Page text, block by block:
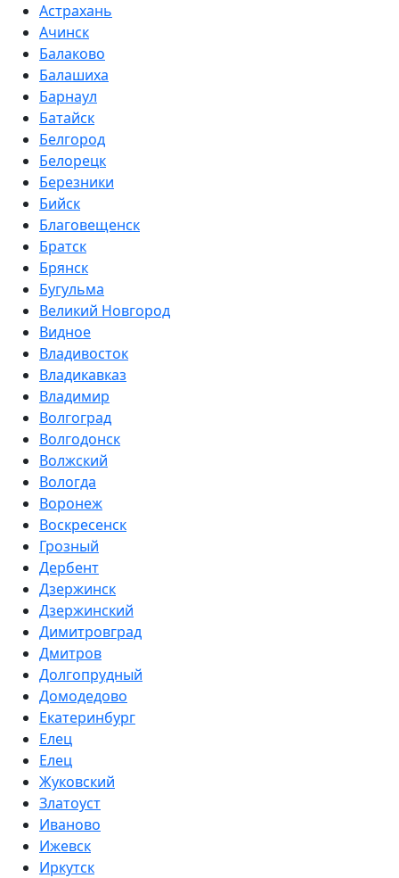
Астрахань
Ачинск
Балаково
Балашиха
Барнаул
Батайск
Белгород
Белорецк
Березники
Бийск
Благовещенск
Братск
Брянск
Бугульма
Великий Новгород
Видное
Владивосток
Владикавказ
Владимир
Волгоград
Волгодонск
Волжский
Вологда
Воронеж
Воскресенск
Грозный
Дербент
Дзержинск
Дзержинский
Димитровград
Дмитров
Долгопрудный
Домодедово
Екатеринбург
Елец
Елец
Жуковский
Златоуст
Иваново
Ижевск
Иркутск